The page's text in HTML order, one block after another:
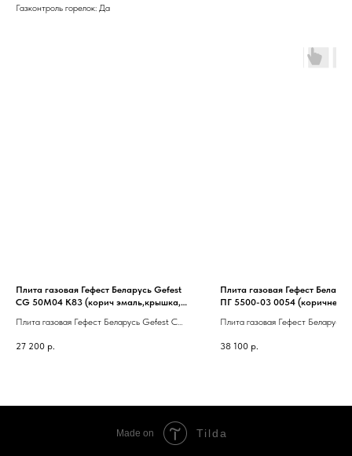
Газконтроль горелок: Да
Плита газовая Гефест Беларусь Gefest
CG 50M04 K83 (корич эмаль,крышка,
Плита газовая Гефест Беларусь Gefest CG
решетки, полный газ-контроль)
27 200 р.
Плита газовая Гефест
ПГ 5500-03 0054 (коричневое
контроль,гриль,вертел)
Плита газовая Гефест Беларусь
"мрамор",чугун,таймер,газ-
38 100 р.
Made on Tilda